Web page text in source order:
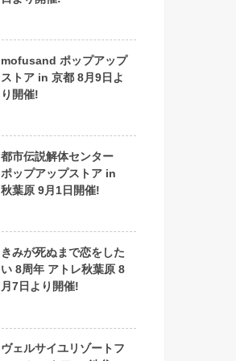
mofusand ポップアップ
ストア in 京都 8月9日よ
り開催!
都市伝説解体センター
ポップアップストア in
秋葉原 9月1日開催!
きみが死ぬまで恋をした
い 8周年 アトレ秋葉原 8
月7日より開催!
ヴェルサイユリゾートフ